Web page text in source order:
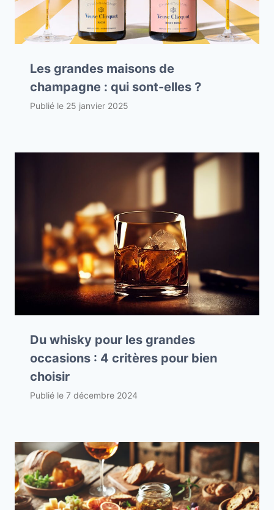
Les grandes maisons de
champagne : qui sont-elles ?
Publié le 25 janvier 2025
Du whisky pour les grandes
occasions : 4 critères pour bien
choisir
Publié le 7 décembre 2024